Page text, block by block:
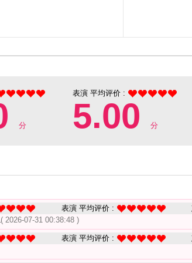
分
表演 平均评价 :
5.00 分
表演 平均评价 :
( 2026-07-31 00:38:48 )
表演 平均评价 :